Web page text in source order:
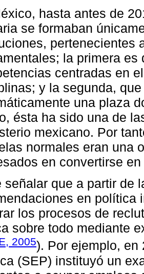
hasta antes de
se formaban
pertenecientes
la primera
centradas en
y la segunda,
una plaza
ésta ha sido una de
mexicano. Por
normales eran una
en convertirse
señalar que a partir de
en política
los procesos de
sobre todo mediante
2005). Por ejemplo, en
(SEP) instituyó un